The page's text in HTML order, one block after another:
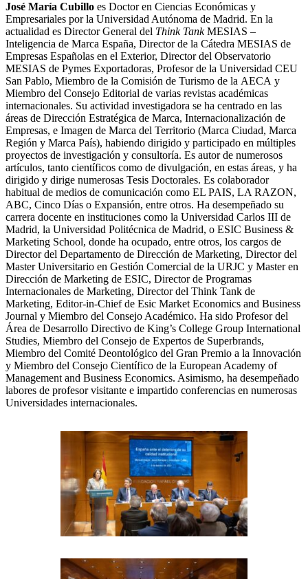
José María Cubillo es Doctor en Ciencias Económicas y
Empresariales por la Universidad Autónoma de Madrid. En la
actualidad es Director General del Think TankMESIAS –
Inteligencia de Marca España, Director de la Cátedra MESIAS de
Empresas Españolas en el Exterior, Director del Observatorio
MESIAS de Pymes Exportadoras, Profesor de la Universidad CEU
San Pablo, Miembro de la Comisión de Turismo de la AECA y
Miembro del Consejo Editorial de varias revistas académicas
internacionales. Su actividad investigadora se ha centrado en las
áreas de Dirección Estratégica de Marca, Internacionalización de
Empresas, e Imagen de Marca del Territorio (Marca Ciudad, Marca
Región y Marca País), habiendo dirigido y participado en múltiples
proyectos de investigación y consultoría. Es autor de numerosos
artículos, tanto científicos como de divulgación, en estas áreas, y ha
dirigido y dirige numerosas Tesis Doctorales. Es colaborador
habitual de medios de comunicación como EL PAIS, LA RAZON,
ABC, Cinco Días o Expansión, entre otros. Ha desempeñado su
carrera docente en instituciones como la Universidad Carlos III de
Madrid, la Universidad Politécnica de Madrid, o ESIC Business &
Marketing School, donde ha ocupado, entre otros, los cargos de
Director del Departamento de Dirección de Marketing, Director del
Master Universitario en Gestión Comercial de la URJC y Master en
Dirección de Marketing de ESIC, Director de Programas
Internacionales de Marketing, Director del Think Tank de
Marketing, Editor-in-Chief de Esic Market Economics and Business
Journal y Miembro del Consejo Académico. Ha sido Profesor del
Área de Desarrollo Directivo de King’s College Group International
Studies, Miembro del Consejo de Expertos de Superbrands,
Miembro del Comité Deontológico del Gran Premio a la Innovación
y Miembro del Consejo Científico de la European Academy of
Management and Business Economics. Asimismo, ha desempeñado
labores de profesor visitante e impartido conferencias en numerosas
Universidades internacionales.